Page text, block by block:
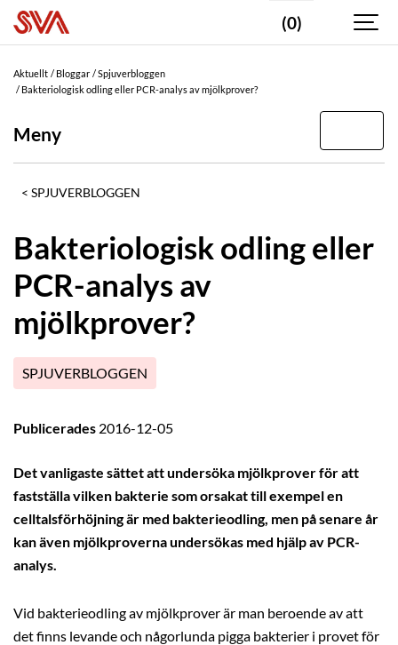
(0)
Aktuellt Bloggar
Spjuverbloggen
Bakteriologisk odling eller PCR-analys av mjölkprover?
Meny
SPJUVERBLOGGEN
Bakteriologisk odling eller
PCR-analys av
mjölkprover?
SPJUVERBLOGGEN
Publicerades 2016-12-05
Det vanligaste sättet att undersöka mjölkprover för att
fastställa vilken bakterie som orsakat till exempel en
celltalsförhöjning är med bakterieodling, men på senare år
kan även mjölkproverna undersökas med hjälp av PCR-
analys.
Vid bakterieodling av mjölkprover är man beroende av att
det finns levande och någorlunda pigga bakterier i provet för